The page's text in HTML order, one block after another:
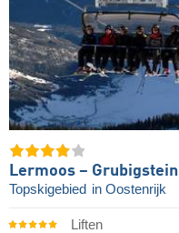
Lermoos – Grubigstein
Topskigebied in Oostenrijk
Liften